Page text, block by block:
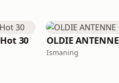
30 OLDIE ANTENNE
Ismaning